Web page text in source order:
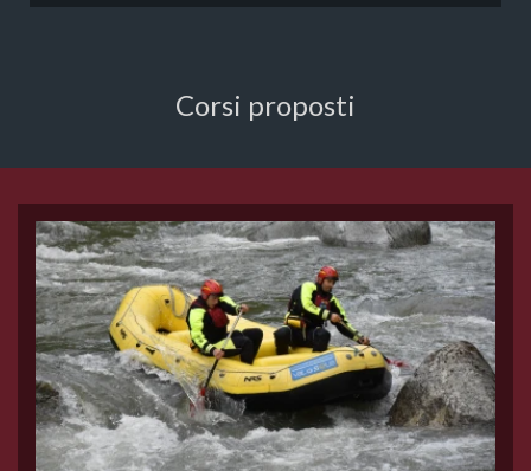
Corsi proposti